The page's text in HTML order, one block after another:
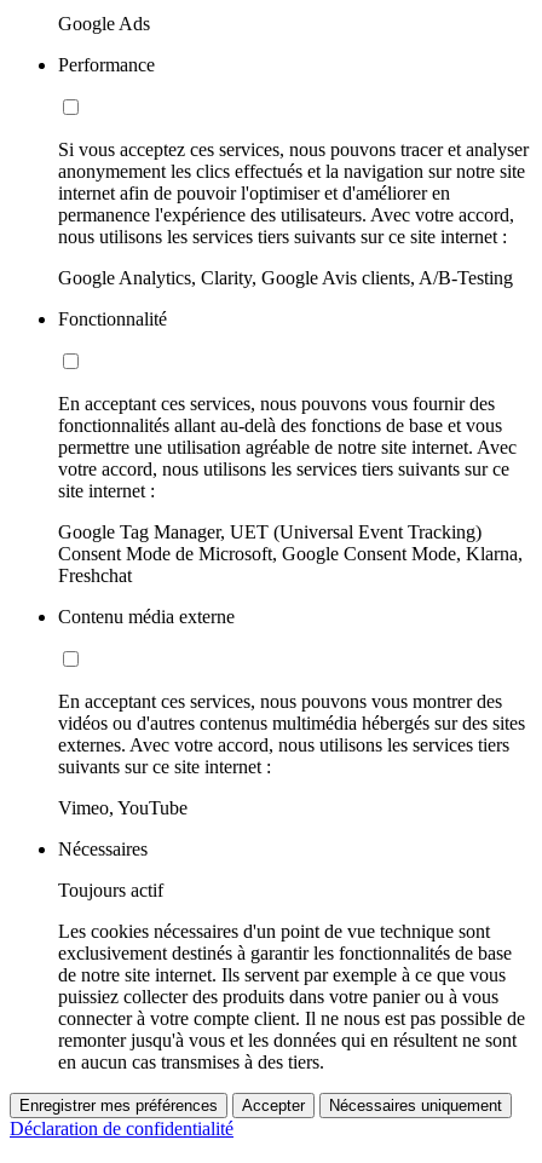
Google Ads
Performance
Si vous acceptez ces services, nous pouvons tracer et analyser
anonymement les clics effectués et la navigation sur notre site
internet afin de pouvoir l'optimiser et d'améliorer en
permanence l'expérience des utilisateurs. Avec votre accord,
nous utilisons les services tiers suivants sur ce site internet :
Google Analytics, Clarity, Google Avis clients, A/B-Testing
Fonctionnalité
En acceptant ces services, nous pouvons vous fournir des
fonctionnalités allant au-delà des fonctions de base et vous
permettre une utilisation agréable de notre site internet. Avec
votre accord, nous utilisons les services tiers suivants sur ce
site internet :
Google Tag Manager, UET (Universal Event Tracking)
Consent Mode de Microsoft, Google Consent Mode, Klarna,
Freshchat
Contenu média externe
En acceptant ces services, nous pouvons vous montrer des
vidéos ou d'autres contenus multimédia hébergés sur des sites
externes. Avec votre accord, nous utilisons les services tiers
suivants sur ce site internet :
Vimeo, YouTube
Nécessaires
Toujours actif
Les cookies nécessaires d'un point de vue technique sont
exclusivement destinés à garantir les fonctionnalités de base
de notre site internet. Ils servent par exemple à ce que vous
puissiez collecter des produits dans votre panier ou à vous
connecter à votre compte client. Il ne nous est pas possible de
remonter jusqu'à vous et les données qui en résultent ne sont
en aucun cas transmises à des tiers.
Enregistrer mes préférences Accepter Nécessaires uniquement
Déclaration de confidentialité